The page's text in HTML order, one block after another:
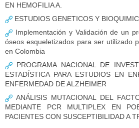
EN HEMOFILIA A.
ESTUDIOS GENETICOS Y
Implementación y Validación de un
óseos esqueletizados para ser utilizado
en Colombia
PROGRAMA NACIONAL DE
ESTADÍSTICA PARA ESTUDIOS EN
ENFERMEDAD DE ALZHEIMER
ANÁLISIS MUTACIONAL DEL
MEDIANTE PCR MULTIPLEX EN
PACIENTES CON SUSCEPTIBILIDAD A